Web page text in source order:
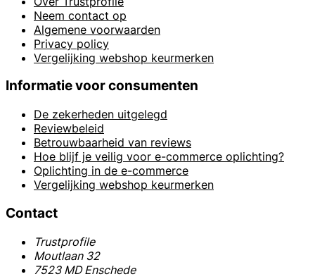
Neem contact op
Algemene voorwaarden
Privacy policy
Vergelijking webshop keurmerken
Informatie voor consumenten
De zekerheden uitgelegd
Reviewbeleid
Betrouwbaarheid van reviews
Hoe blijf je veilig voor e-commerce oplichting?
Oplichting in de e-commerce
Vergelijking webshop keurmerken
Contact
Trustprofile
Moutlaan 32
7523 MD Enschede